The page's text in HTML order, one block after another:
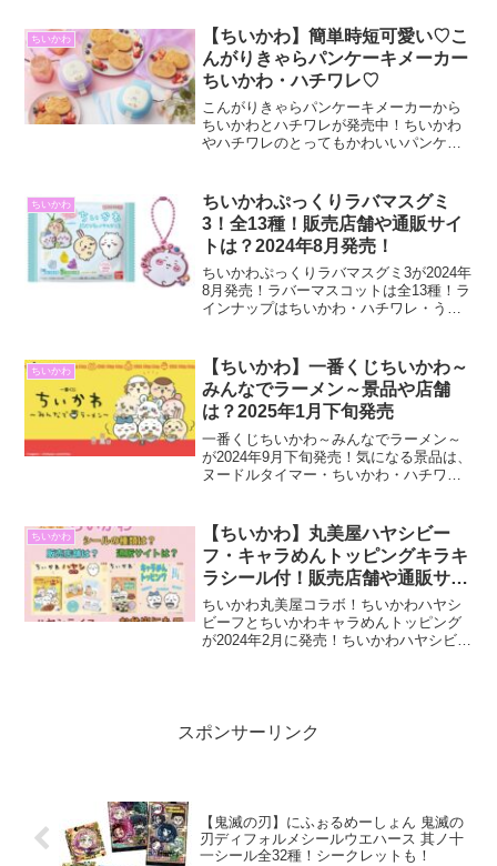
なし！ステッカー全種の画像・販売店舗
や通販サイトなど紹介しています。
ちいかわ
【ちいかわ】簡単時短可愛い♡こ
んがりきゃらパンケーキメーカー
ちいかわ・ハチワレ♡
こんがりきゃらパンケーキメーカーから
ちいかわとハチワレが発売中！ちいかわ
やハチワレのとってもかわいいパンケー
販サイトなどご紹介します。
ちいかわ
ちいかわぷっくりラバマスグミ
3！全13種！販売店舗や通販サイ
トは？2024年8月発売！
ちいかわぷっくりラバマスグミ3が2024年
8月発売！ラバーマスコットは全13種！ラ
インナップはちいかわ・ハチワレ・うさ
販売店舗や通販サイトなどご紹介しま
す！
ちいかわ
【ちいかわ】一番くじちいかわ～
みんなでラーメン～景品や店舗
は？2025年1月下旬発売
一番くじちいかわ～みんなでラーメン～
が2024年9月下旬発売！気になる景品は、
ヌードルタイマー・ちいかわ・ハチワ
ンなど盛りだくさん！景品画像や取扱店
舗などご紹介します。
ちいかわ
【ちいかわ】丸美屋ハヤシビー
フ・キャラめんトッピングキラキ
ラシール付！販売店舗や通販サイ
トは？当たったシール紹介
ちいかわ丸美屋コラボ！ちいかわハヤシ
ビーフとちいかわキャラめんトッピング
が2024年2月に発売！ちいかわハヤシビー
スポンサーリンク
【鬼滅の刃】にふぉるめーしょん 鬼滅の
刃ディフォルメシールウエハース 其ノ十
一シール全32種！シークレットも！